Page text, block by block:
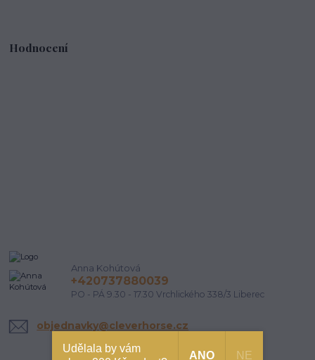
Hodnocení
Anna Kohútová
+420737880039
PO - PÁ 9.30 - 17.30 Vrchlického 338/3 Liberec
objednavky@cleverhorse.cz
Udělala by vám
ANO NE